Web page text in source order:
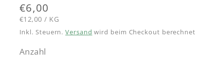
Normaler
Preis
€6,00
GRUNDPREIS
€12,00 / PRO
KG
Inkl. Steuern.Versand wird beim Checkout berechnet
Anzahl